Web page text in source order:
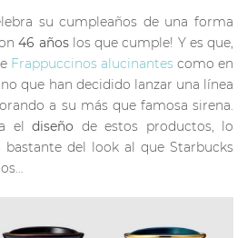
su cumpleaños de una forma
46 añoslos que cumple! Y es que,
Frappuccinos alucinantes como en
que han decidido lanzar una línea
a su más que famosa sirena.
eldiseño de estos productos, lo
bastante del look al que Starbucks